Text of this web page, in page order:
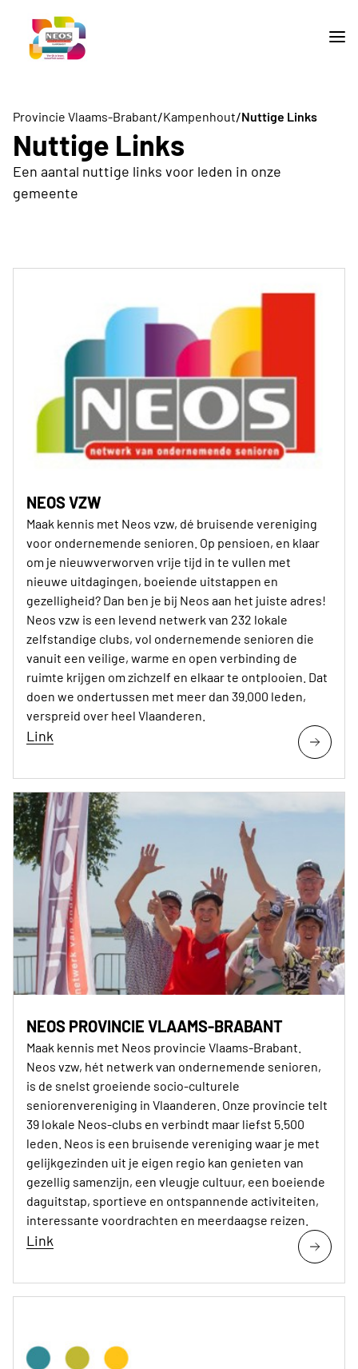
Provincie Vlaams-Brabant/Kampenhout/Nuttige Links
Nuttige Links
Een aantal nuttige links voor leden in onze
gemeente
NEOS VZW
Maak kennis met Neos vzw, dé bruisende vereniging
voor ondernemende senioren. Op pensioen, en klaar
om je nieuwverworven vrije tijd in te vullen met
nieuwe uitdagingen, boeiende uitstappen en
gezelligheid? Dan ben je bij Neos aan het juiste adres!
Neos vzw is een levend netwerk van 232 lokale
zelfstandige clubs, vol ondernemende senioren die
vanuit een veilige, warme en open verbinding de
ruimte krijgen om zichzelf en elkaar te ontplooien. Dat
doen we ondertussen met meer dan 39.000 leden,
verspreid over heel Vlaanderen.
Link
NEOS PROVINCIE VLAAMS-BRABANT
Maak kennis met Neos provincie Vlaams-Brabant.
Neos vzw, hét netwerk van ondernemende senioren,
is de snelst groeiende socio-culturele
seniorenvereniging in Vlaanderen. Onze provincie telt
39 lokale Neos-clubs en verbindt maar liefst 5.500
leden. Neos is een bruisende vereniging waar je met
gelijkgezinden uit je eigen regio kan genieten van
gezellig samenzijn, een vleugje cultuur, een boeiende
daguitstap, sportieve en ontspannende activiteiten,
interessante voordrachten en meerdaagse reizen.
Link